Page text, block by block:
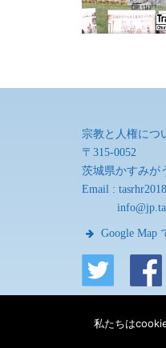
宗教と人権につ
〒315-0052
茨城県かすみが
Email :
Google Map
私たちは